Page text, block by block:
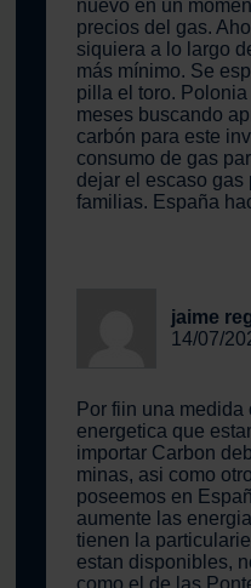
nuevo en un
precios del gas.
siquiera a lo largo
más mínimo. Se
pilla el toro.
meses buscando
carbón para este
consumo de gas
dejar el escaso gas
familias. España
jaime
14/07/
Por fiin una
energetica que
importar Carbon
minas, asi como
poseemos en
aumente las
tienen la
estan disponibles,